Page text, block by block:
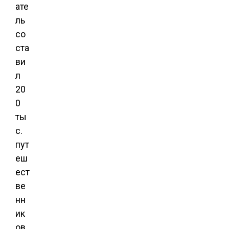
ате
ль
со
ста
ви
л
20
0
ты
с.
пут
еш
ест
ве
нн
ик